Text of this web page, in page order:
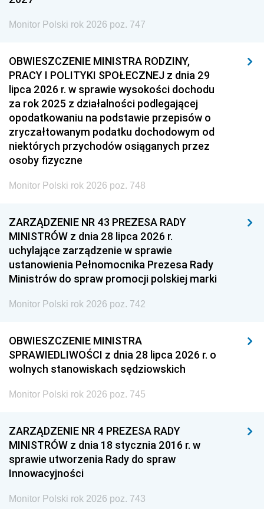
Monitor Polski rok 2026 poz. 747
OBWIESZCZENIE MINISTRA RODZINY,
PRACY I POLITYKI SPOŁECZNEJ z dnia 29
lipca 2026 r. w sprawie wysokości dochodu
za rok 2025 z działalności podlegającej
opodatkowaniu na podstawie przepisów o
zryczałtowanym podatku dochodowym od
niektórych przychodów osiąganych przez
osoby fizyczne
Monitor Polski rok 2026 poz. 748
ZARZĄDZENIE NR 43 PREZESA RADY
MINISTRÓW z dnia 28 lipca 2026 r.
uchylające zarządzenie w sprawie
ustanowienia Pełnomocnika Prezesa Rady
Ministrów do spraw promocji polskiej marki
Monitor Polski rok 2026 poz. 742
OBWIESZCZENIE MINISTRA
SPRAWIEDLIWOŚCI z dnia 28 lipca 2026 r. o
wolnych stanowiskach sędziowskich
Monitor Polski rok 2026 poz. 745
ZARZĄDZENIE NR 4 PREZESA RADY
MINISTRÓW z dnia 18 stycznia 2016 r. w
sprawie utworzenia Rady do spraw
Innowacyjności
Monitor Polski rok 2026 poz. 743